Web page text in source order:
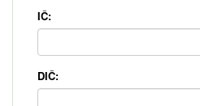
IČ:
DIČ: